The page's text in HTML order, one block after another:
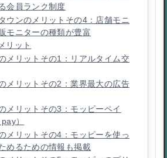
会員ランク制度
ウンのメリットその4：店舗モニ
モニターの種類が豊富
リット
メリットその1：リアルタイム交
メリットその2：業界最大の広告
メリットその3：モッピーペイ
）
メリットその4：モッピーを使っ
めるための情報も掲載